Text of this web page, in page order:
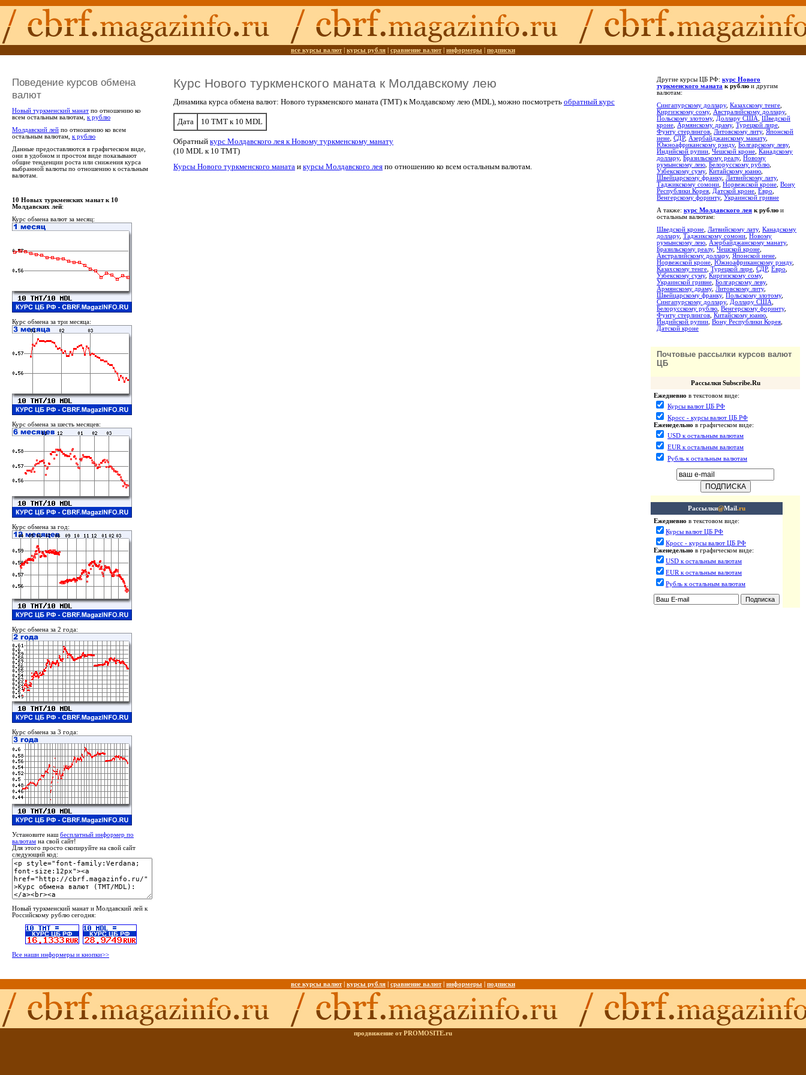
все курсы валют| курсы рубля сравнение валют| информеры подписки
Поведение курсов обмена
валют
Новый туркменский манат по отношению ко
всем остальным валютам, к рублю
Молдавский лей по отношению ко всем
остальным валютам, к рублю
Данные предоставляются в графическом виде,
они в удобном и простом виде показывают
общие тенденции роста или снижения курса
выбранной валюты по отношению к остальным
валютам.
Курс Нового туркменского маната к Молдавскому лею
Динамика курса обмена валют: Нового туркменского маната (TMT) к Молдавскому лею (MDL), можно посмотреть обратный курс
Дата 10 TMT к 10 MDL
Обратный курс Молдавского лея к Новому туркменскому манату
(10 MDL к 10 TMT)
Курсы Нового туркменского маната и курсы Молдавского лея по отношению ко всем остальным валютам.
Другие курсы ЦБ РФ: курс Нового
туркменского маната к рублю и другим
валютам:
Сингапурскому доллару, Казахскому тенге
Киргизскому сому, Австралийскому доллару,
Польскому злотому, Доллару США
Шведской
кроне
Армянскому драму, Турецкой лире
Фунту стерлингов Литовскому литу, Японской
иене СДР, Азербайджанскому манату,
Южноафриканскому рэнду, Болгарскому леву,
Индийской рупии Чешской кроне Канадскому
доллару, Бразильскому реалу, Новому
румынскому лею Белорусскому рублю
Узбекскому суму, Китайскому юаню
Швейцарскому франку, Латвийскому лату,
Таджикскому сомони Норвежской кроне Вону
Республики Корея
Датской кроне Евро
Венгерскому форинту, Украинской гривне
А также: курс Молдавского лея к рублю и
остальным валютам:
Шведской кроне Латвийскому лату, Канадскому
доллару, Таджикскому сомони Новому
румынскому лею
Азербайджанскому манату,
Бразильскому реалу, Чешской кроне
Австралийскому доллару, Японской иене
Норвежской кроне Южноафриканскому рэнду,
Казахскому тенге Турецкой лире СДР, Евро
Узбекскому суму, Киргизскому сому,
Украинской гривне Болгарскому леву,
Армянскому драму, Литовскому литу,
Швейцарскому франку, Польскому злотому,
Сингапурскому доллару, Доллару США
Белорусскому рублю Венгерскому форинту,
Фунту стерлингов Китайскому юаню
Индийской рупии Вону Республики Корея
Датской кроне
Почтовые рассылки курсов валют
ЦБ
Рассылки Subscribe.Ru
Ежедневно в текстовом виде:
Курсы валют ЦБ РФ
Кросс - курсы валют ЦБ РФ
Еженедельно в графическом виде:
USD к остальным валютам
EUR к остальным валютам
Рубль к остальным валютам
Рассылки@Mail.ru
Ежедневно в текстовом виде:
Курсы валют ЦБ РФ
Кросс - курсы валют ЦБ РФ
Еженедельно в графическом виде:
USD к остальным валютам
EUR к остальным валютам
Рубль к остальным валютам
10 Новых туркменских манат к 10
Молдавских лей:
Курс обмена валют за месяц:
Курс обмена за три месяца:
Курс обмена за шесть месяцев:
Курс обмена за год:
Курс обмена за 2 года:
Курс обмена за 3 года:
Установите наш бесплатный информер по
валютам на свой сайт!
Для этого просто скопируйте на свой сайт
следующий код:
Новый туркменский манат и Молдавский лей к
Российскому рублю сегодня:
Все наши информеры и кнопки>>
все курсы валют| курсы рубля сравнение валют| информеры подписки
продвижение от PROMOSITE.ru